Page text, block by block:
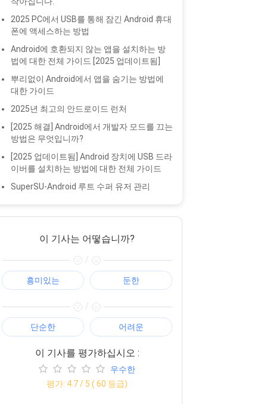
2025 PC에서 USB를 통해 잠긴 Android 휴대
폰에 액세스하는 방법
Android에 호환되지 않는 앱을 ​​설치하는 방
법에 대한 전체 가이드 [2025 업데이트됨]
뿌리없이 Android에서 앱을 숨기는 방법에
대한 가이드
2025년 최고의 안드로이드 런처
[2025 해결] Android에서 개발자 모드를 끄는
방법은 무엇입니까?
[2025 업데이트됨] Android 장치에 USB 드라
이버를 설치하는 방법에 대한 전체 가이드
SuperSU-Android 루트 수퍼 유저 관리
이 기사는 어떻습니까?
/
흥미있는 둔한
/
단순한 어려운
이 기사를 평가하십시오 :
우수한
평가: 4.7/ 5 (60 등급)